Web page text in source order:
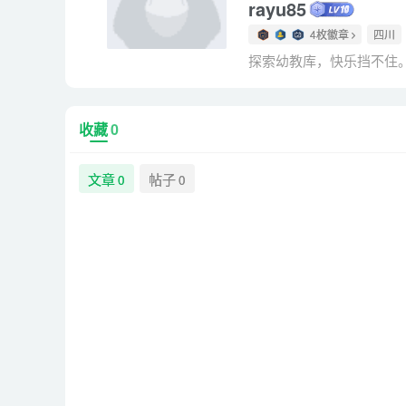
rayu85
4枚徽章 四川
探索幼教库，快乐挡不住
收藏0
文章0 帖子0